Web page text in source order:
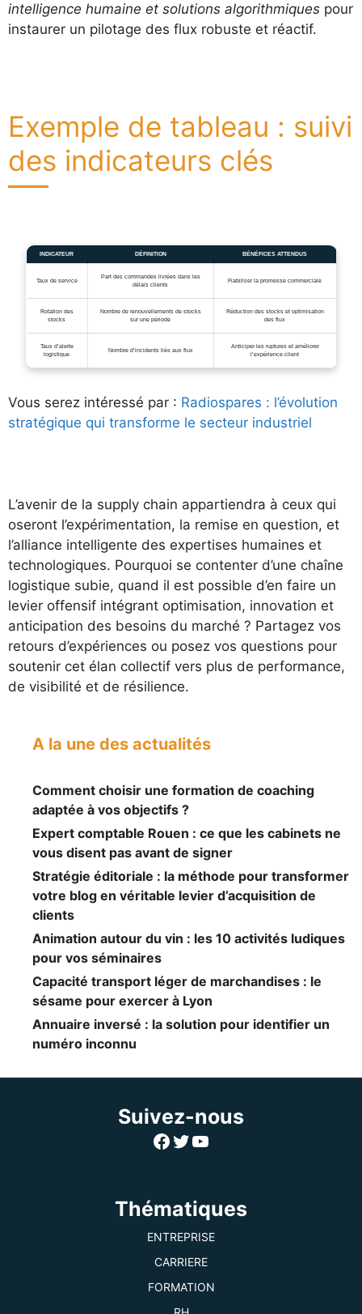
intelligence humaine et solutions algorithmiques pour
instaurer un pilotage des flux robuste et réactif.
Exemple de tableau : suivi
des indicateurs clés
INDICATEUR DÉFINITION BÉNÉFICES ATTENDUS
Taux de service
Part des commandes livrées dans les
délais clients
Fiabiliser la promesse commerciale
Rotation des
stocks
Nombre de renouvellements de stocks
sur une période
Réduction des stocks et optimisation
des flux
Taux d’alerte
logistique
Nombre d’incidents liés aux flux
Anticiper les ruptures et améliorer
l’expérience client
Vous serez intéressé par : Radiospares : l’évolution
stratégique qui transforme le secteur industriel
L’avenir de la supply chain appartiendra à ceux qui
oseront l’expérimentation, la remise en question, et
l’alliance intelligente des expertises humaines et
technologiques. Pourquoi se contenter d’une chaîne
logistique subie, quand il est possible d’en faire un
levier offensif intégrant optimisation, innovation et
anticipation des besoins du marché ? Partagez vos
retours d’expériences ou posez vos questions pour
soutenir cet élan collectif vers plus de performance,
de visibilité et de résilience.
A la une des actualités
Comment choisir une formation de coaching
adaptée à vos objectifs ?
Expert comptable Rouen : ce que les cabinets ne
vous disent pas avant de signer
Stratégie éditoriale : la méthode pour transformer
votre blog en véritable levier d’acquisition de
clients
Animation autour du vin : les 10 activités ludiques
pour vos séminaires
Capacité transport léger de marchandises : le
sésame pour exercer à Lyon
Annuaire inversé : la solution pour identifier un
numéro inconnu
Suivez-nous
Facebook
Twitter
YouTube
Thématiques
ENTREPRISE
CARRIERE
FORMATION